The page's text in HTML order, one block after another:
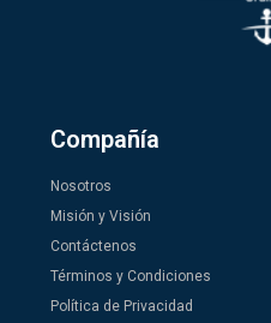
Compañía
Nosotros
Misión y Visión
Contáctenos
Términos y Condiciones
Política de Privacidad